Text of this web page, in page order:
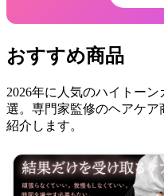
おすすめ商品
2026年に人気のハイトー
選。専門家監修のヘアケ
紹介します。